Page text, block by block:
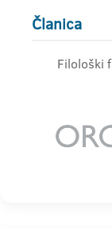
Članica
Filološki